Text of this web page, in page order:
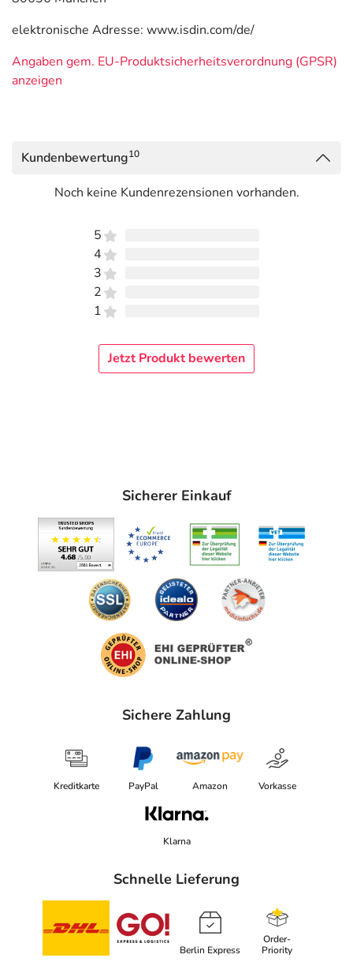
elektronische Adresse: www.isdin.com/de/
Angaben gem. EU-Produktsicherheitsverordnung (GPSR)
anzeigen
Kundenbewertung10
Noch keine Kundenrezensionen vorhanden.
5
4
3
2
1
Jetzt Produkt bewerten
Sicherer Einkauf
Sichere Zahlung
Kreditkarte PayPal Amazon Vorkasse
Klarna
Schnelle Lieferung
Berlin Express
Order-
Priority